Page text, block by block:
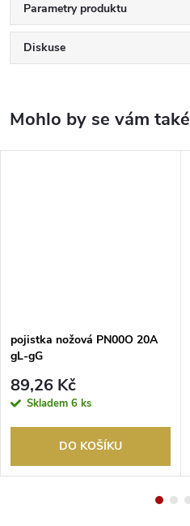
Parametry produktu
Diskuse
pojistka nožová PN00O 20A
gL-gG
89,26 Kč
Skladem 6 ks
DO KOŠÍKU